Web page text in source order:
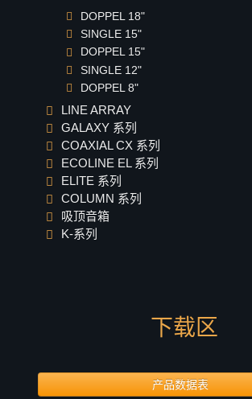
CX-15pro
CX-15
CX-12
CX-8
CX-6
Ecoline EL 系列
EL-6
EL-26
EL-8
DOPPEL 18"
SINGLE 15"
DOPPEL 15"
SINGLE 12"
DOPPEL 8"
LINE ARRAY
GALAXY 系列
COAXIAL CX 系列
ECOLINE EL 系列
ELITE 系列
COLUMN 系列
吸顶音箱
K-系列
下载区
产品数据表